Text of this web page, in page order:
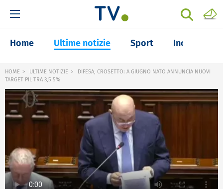
Home Ultime notizie Sport Inchieste
HOME ULTIME NOTIZIE
DIFESA, CROSETTO: A GIUGNO NATO ANNUNCIA NUOVI
TARGET PIL TRA 3,5 5%